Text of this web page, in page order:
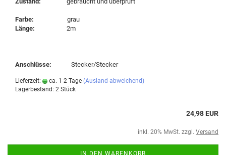
Farbe: grau
Länge:
2m
Anschlüsse: Stecker/Stecker
Lieferzeit: ca. 1-2 Tage (Ausland abweichend)
Lagerbestand: 2 Stück
24,98 EUR
inkl. 20% MwSt. zzgl. Versand